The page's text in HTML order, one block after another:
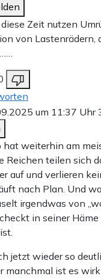
diese Zeit nutzen
von Lastenrädern,
um 11:37 Uhr
hat weiterhin am
Reichen teilen sich
auf und verlieren
nach Plan. Und
irgendwas von
in seiner
jetzt wieder so
manchmal ist es